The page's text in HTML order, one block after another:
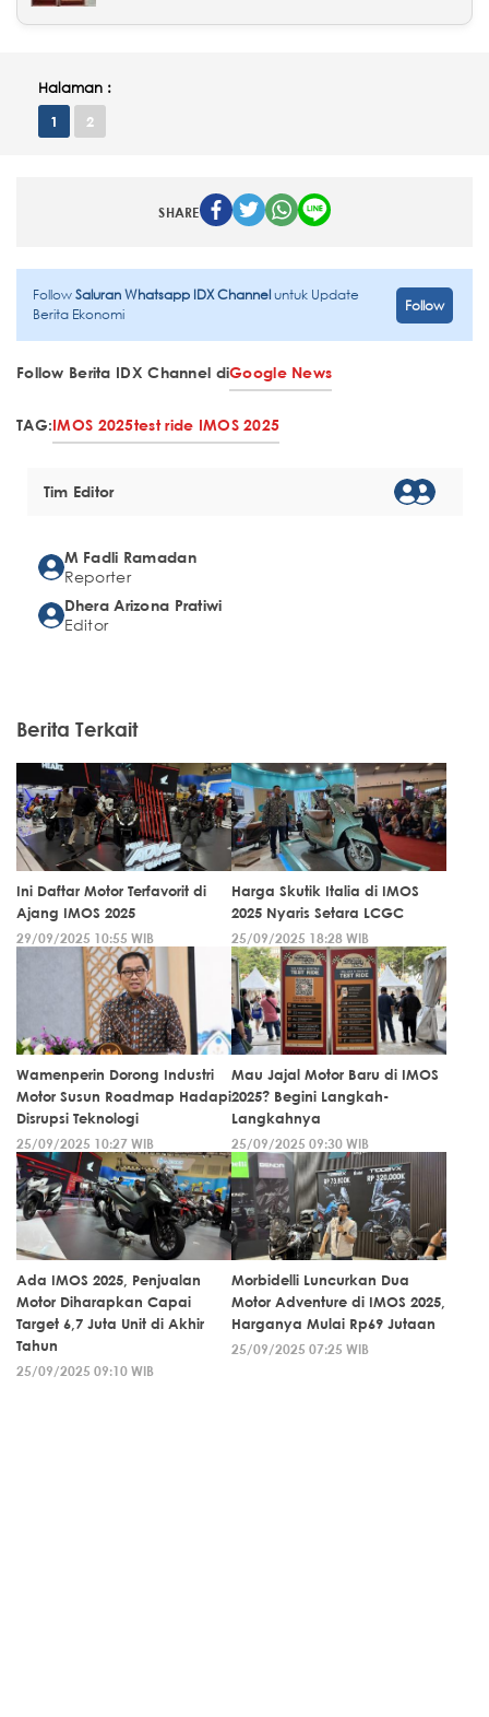
Halaman :
1 2
SHARE
FollowSaluran Whatsapp IDX Channeluntuk Update
Berita Ekonomi
Follow
Follow Berita IDX Channel diGoogle News
TAG:IMOS 2025test ride IMOS 2025
Tim Editor
M Fadli Ramadan
Reporter
Dhera Arizona Pratiwi
Editor
Berita Terkait
Ini Daftar Motor Terfavorit di
Ajang IMOS 2025
29/09/2025 10:55 WIB
Harga Skutik Italia di IMOS
2025 Nyaris Setara LCGC
25/09/2025 18:28 WIB
Wamenperin Dorong Industri
Motor Susun Roadmap Hadapi
Disrupsi Teknologi
25/09/2025 10:27 WIB
Mau Jajal Motor Baru di IMOS
2025? Begini Langkah-
Langkahnya
25/09/2025 09:30 WIB
Ada IMOS 2025, Penjualan
Motor Diharapkan Capai
Target 6,7 Juta Unit di Akhir
Tahun
25/09/2025 09:10 WIB
Morbidelli Luncurkan Dua
Motor Adventure di IMOS 2025,
Harganya Mulai Rp69 Jutaan
25/09/2025 07:25 WIB